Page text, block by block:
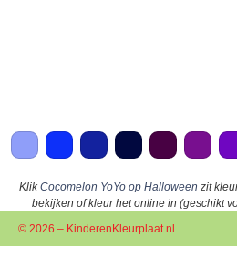
KlikCocomelon YoYo op Halloween zit
bekijken of kleur het online in (geschikt
© 2026 – KinderenKleurplaat.nl